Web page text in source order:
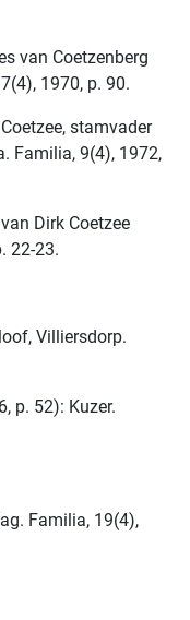
van Coetzenberg
1970, p. 90.
stamvader
Familia, 9(4), 1972,
Dirk Coetzee
22-23.
Villiersdorp.
p. 52): Kuzer.
Familia, 19(4),